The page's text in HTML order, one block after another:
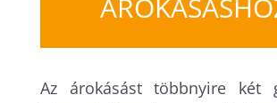
Az árokásást többnyire két